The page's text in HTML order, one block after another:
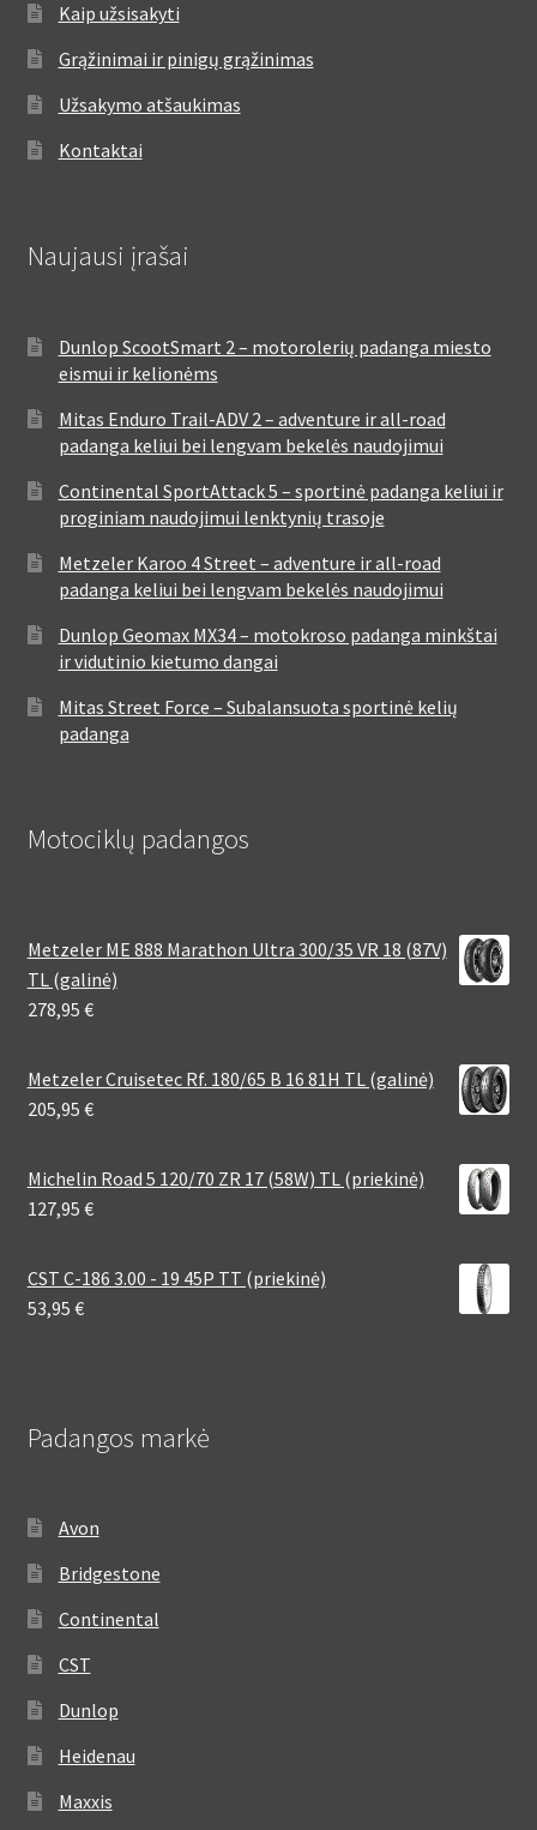
Kaip užsisakyti
Grąžinimai ir pinigų grąžinimas
Užsakymo atšaukimas
Kontaktai
Naujausi įrašai
Dunlop ScootSmart 2 – motorolerių padanga miesto
eismui ir kelionėms
Mitas Enduro Trail-ADV 2 – adventure ir all-road
padanga keliui bei lengvam bekelės naudojimui
Continental SportAttack 5 – sportinė padanga keliui ir
proginiam naudojimui lenktynių trasoje
Metzeler Karoo 4 Street – adventure ir all-road
padanga keliui bei lengvam bekelės naudojimui
Dunlop Geomax MX34 – motokroso padanga minkštai
ir vidutinio kietumo dangai
Mitas Street Force – Subalansuota sportinė kelių
padanga
Motociklų padangos
Metzeler ME 888 Marathon Ultra 300/35 VR 18 (87V)
TL (galinė)
278,95 €
Metzeler Cruisetec Rf. 180/65 B 16 81H TL (galinė)
205,95 €
Michelin Road 5 120/70 ZR 17 (58W) TL (priekinė)
127,95 €
CST C-186 3.00 - 19 45P TT (priekinė)
53,95 €
Padangos markė
Avon
Bridgestone
Continental
CST
Dunlop
Heidenau
Maxxis